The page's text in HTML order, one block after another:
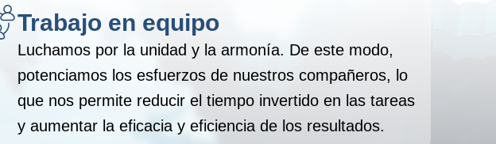
Trabajo en equipo
Luchamos por la unidad y la armonía. De este modo,
potenciamos los esfuerzos de nuestros compañeros, lo
que nos permite reducir el tiempo invertido en las tareas
y aumentar la eficacia y eficiencia de los resultados.